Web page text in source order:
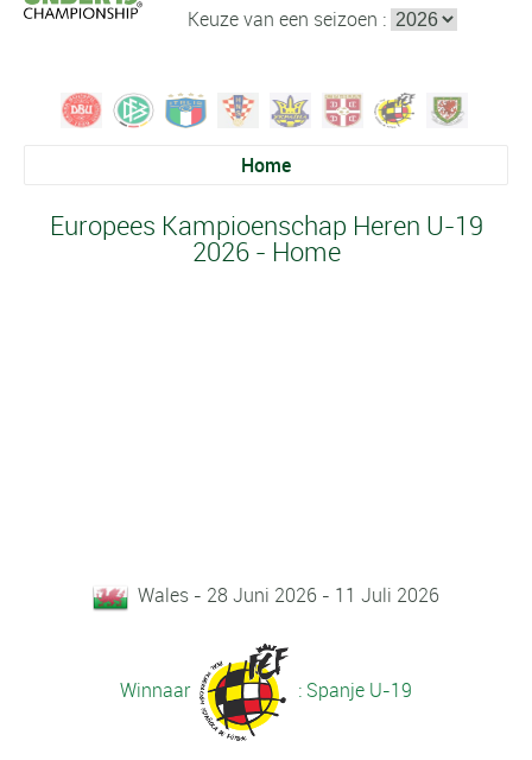
Keuze van een seizoen :
Home
Europees Kampioenschap Heren U-19
2026 - Home
Wales - 28 Juni 2026 - 11 Juli 2026
Winnaar : Spanje U-19